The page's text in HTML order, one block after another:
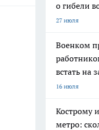
о гибели
27 июля
Военком
встать на
16 июля
Кострому
метро: